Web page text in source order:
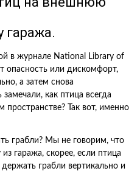
гаража.
в журнале National Library of
опасность или дискомфорт,
а затем снова
как птица всегда
пространстве? Так вот, именно
грабли? Мы не говорим, что
гаража, скорее, если птица
грабли вертикально и